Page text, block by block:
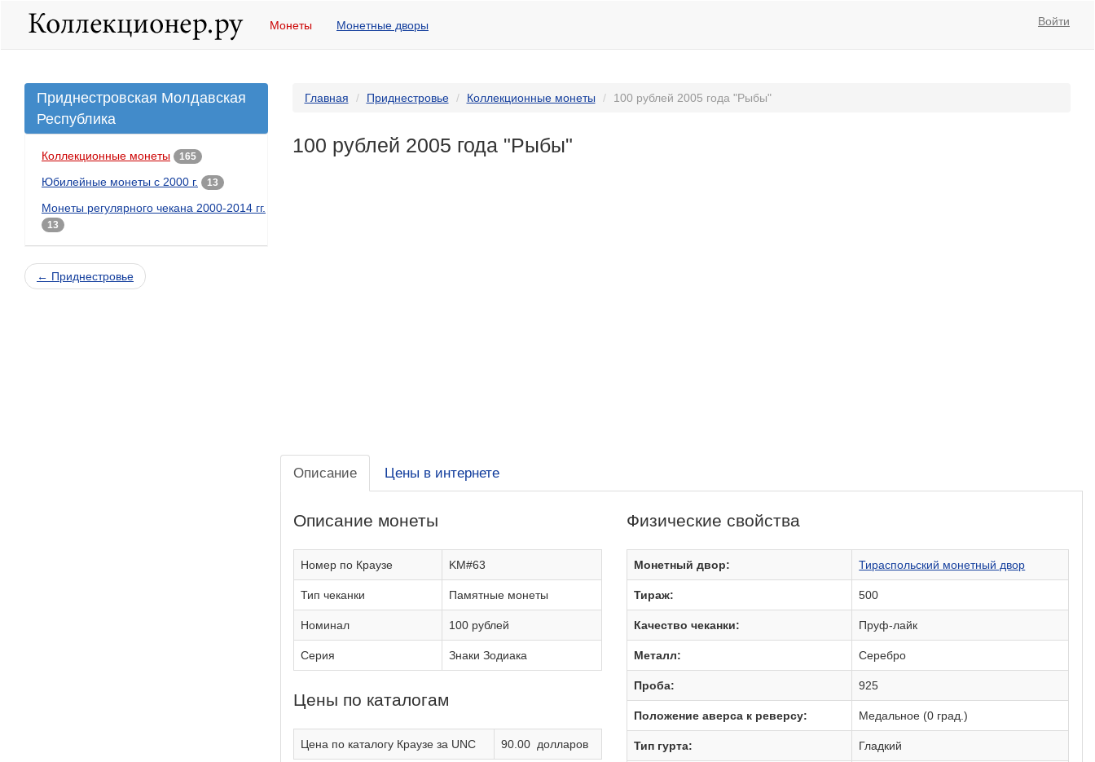
Войти
Монеты Монетные дворы
Приднестровская Молдавская
Республика
Коллекционные монеты 165
Юбилейные монеты с 2000 г. 13
Монеты регулярного чекана 2000-2014 гг.
13
← Приднестровье
Главная Приднестровье Коллекционные монеты 100 рублей 2005 года "Рыбы"
100 рублей 2005 года "Рыбы"
Описание Цены в интернете
Описание монеты
Номер по Краузе KM#63
Тип чеканки Памятные монеты
Номинал 100 рублей
Серия Знаки Зодиака
Цены по каталогам
Цена по каталогу Краузе за UNC 90.00 долларов
Физические свойства
Монетный двор: Тираспольский монетный двор
Тираж: 500
Качество чеканки: Пруф-лайк
Металл: Серебро
Проба: 925
Положение аверса к реверсу: Медальное (0 град.)
Тип гурта: Гладкий